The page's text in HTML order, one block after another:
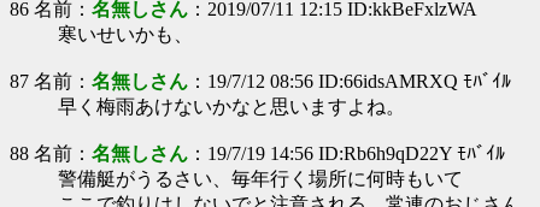
86 名前： 名無しさん ：2019/07/11 12:15 ID:kkBeFxlzWA
寒いせいかも、
87 名前： 名無しさん ：19/7/12 08:56 ID:66idsAMRXQ ﾓﾊﾞｲﾙ
早く梅雨あけないかなと思いますよね。
88 名前： 名無しさん ：19/7/19 14:56 ID:Rb6h9qD22Y ﾓﾊﾞｲﾙ
警備艇がうるさい、毎年行く場所に何時もいて